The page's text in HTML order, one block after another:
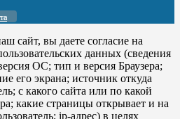
сайт, вы даете согласие на
данных (сведения
ОС; тип и версия Браузера;
его экрана; источник откуда
с какого сайта или по какой
какие страницы открывает и на
ip-адрес) в целях